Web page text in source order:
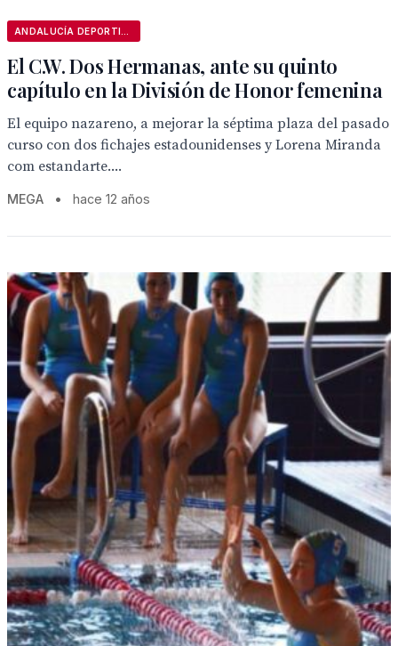
El C.W. Dos Hermanas, ante su quinto
capítulo en la División de Honor femenina
El equipo nazareno, a mejorar la séptima plaza del pasado
curso con dos fichajes estadounidenses y Lorena Miranda
com estandarte....
MEGA • hace 12 años